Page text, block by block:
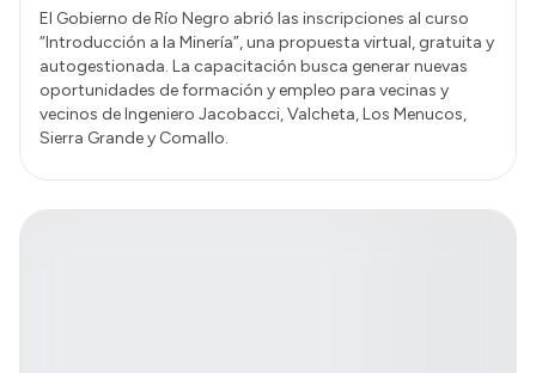
El Gobierno de Río Negro abrió las inscripciones al curso
“Introducción a la Minería”, una propuesta virtual, gratuita y
autogestionada. La capacitación busca generar nuevas
oportunidades de formación y empleo para vecinas y
vecinos de Ingeniero Jacobacci, Valcheta, Los Menucos,
Sierra Grande y Comallo.